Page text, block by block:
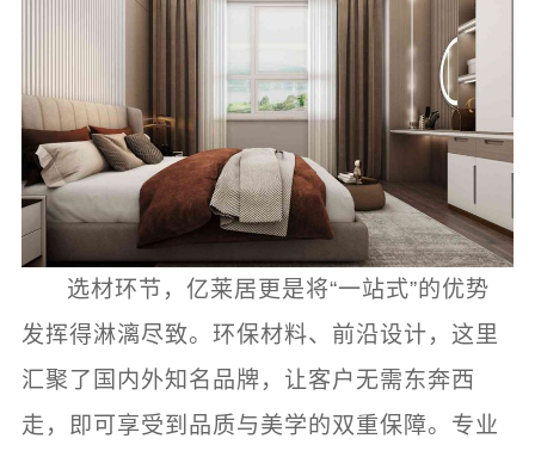
选材环节，亿莱居更是将“一站式”的优势
发挥得淋漓尽致。环保材料、前沿设计，这里
汇聚了国内外知名品牌，让客户无需东奔西
走，即可享受到品质与美学的双重保障。专业